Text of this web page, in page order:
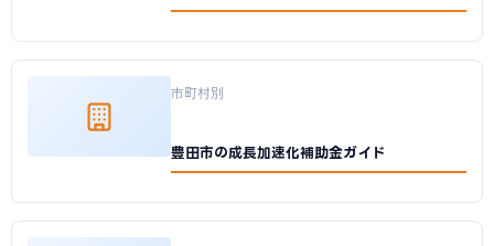
市町村別
豊田市の成長加速化補助金ガイド